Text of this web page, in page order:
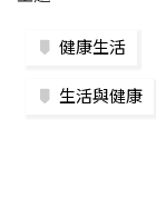
健康生活
生活與健康